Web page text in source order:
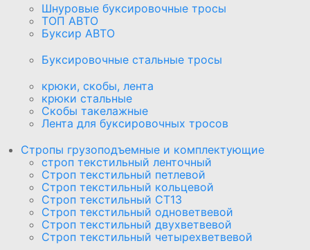
Шнуровые буксировочные тросы
ТОП АВТО
Буксир АВТО
Буксировочные стальные тросы
крюки, скобы, лента
крюки стальные
Скобы такелажные
Лента для буксировочных тросов
Стропы грузоподъемные и комплектующие
строп текстильный ленточный
Строп текстильный петлевой
Строп текстильный кольцевой
Строп текстильный СТ1З
Строп текстильный одноветвевой
Строп текстильный двухветвевой
Строп текстильный четырехветвевой